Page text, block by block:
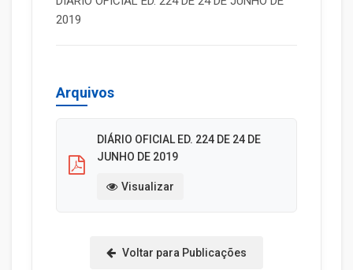
2019
Arquivos
DIÁRIO OFICIAL ED. 224 DE 24 DE
JUNHO DE 2019
Visualizar
Voltar para Publicações